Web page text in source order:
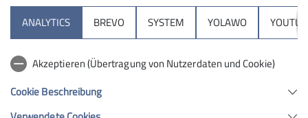
Programm
DAV
ANALYTICS BREVO SYSTEM YOLAWO
Akzeptieren (Übertragung von Nutzerdaten und Cookie)
Cookie Beschreibung